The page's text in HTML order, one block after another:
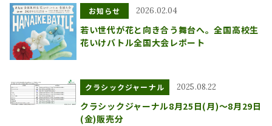
お知らせ 2026.02.04
若い世代が花と向き合う舞台へ。全国高校生
花いけバトル全国大会レポート
クラシックジャーナル 2025.08.22
クラシックジャーナル8月25日(月)～8月29日
(金)販売分